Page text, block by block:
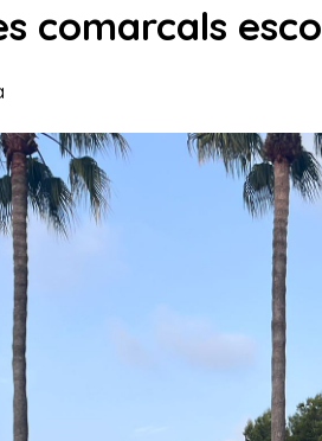
comarcals